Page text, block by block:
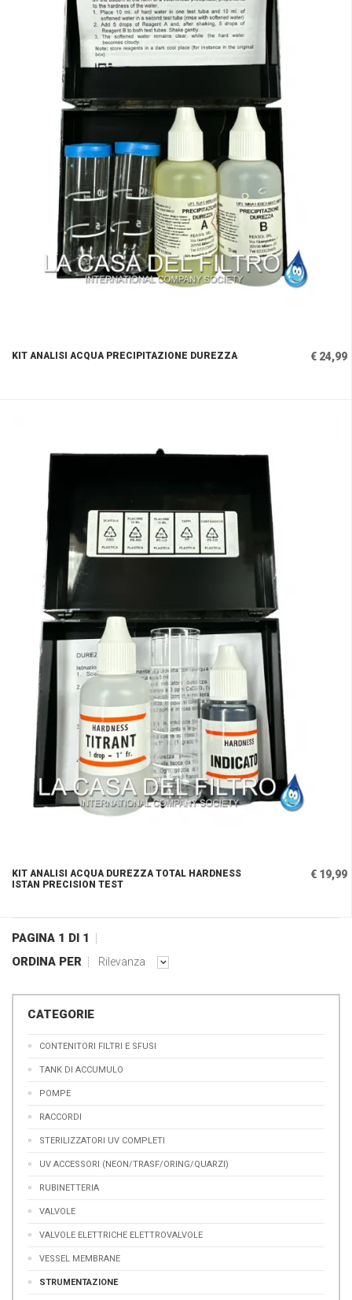
KIT ANALISI ACQUA PRECIPITAZIONE DUREZZA € 24,99
KIT ANALISI ACQUA DUREZZA TOTAL HARDNESS
ISTAN PRECISION TEST
€ 19,99
PAGINA 1 DI 1
ORDINA PER
Rilevanza
CATEGORIE
CONTENITORI FILTRI E SFUSI
TANK DI ACCUMULO
POMPE
RACCORDI
STERILIZZATORI UV COMPLETI
UV ACCESSORI (NEON/TRASF/ORING/QUARZI)
RUBINETTERIA
VALVOLE
VALVOLE ELETTRICHE ELETTROVALVOLE
VESSEL MEMBRANE
STRUMENTAZIONE